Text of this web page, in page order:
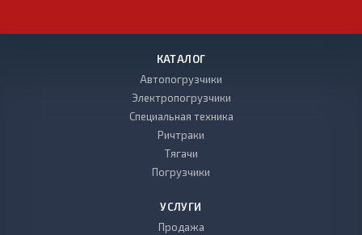
КАТАЛОГ
Автопогрузчики
Электропогрузчики
Специальная техника
Ричтраки
Тягачи
Погрузчики
УСЛУГИ
Продажа